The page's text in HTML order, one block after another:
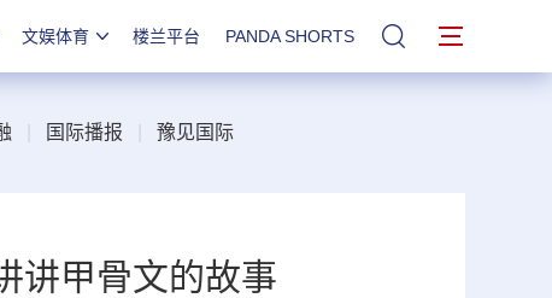
文娱体育 楼兰平台 PANDA SHORTS 站内搜索
国际播报 豫见国际
讲甲骨文的故事